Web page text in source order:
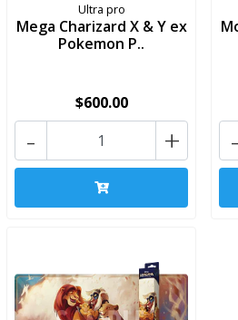
Ultra pro
Mega Charizard X & Y ex
Pokemon P..
$600.00
+
- -